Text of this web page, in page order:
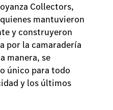
Collectors,
mantuvieron
y construyeron
por la camaradería
manera, se
único para todo
y los últimos